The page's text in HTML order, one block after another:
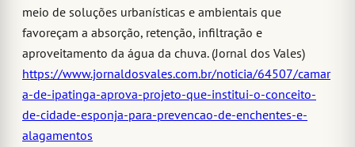
meio de soluções urbanísticas e ambientais que
favoreçam a absorção, retenção, infiltração e
aproveitamento da água da chuva. (Jornal dos Vales)
https://www.jornaldosvales.com.br/noticia/64507/camar
a-de-ipatinga-aprova-projeto-que-institui-o-conceito-
de-cidade-esponja-para-prevencao-de-enchentes-e-
alagamentos